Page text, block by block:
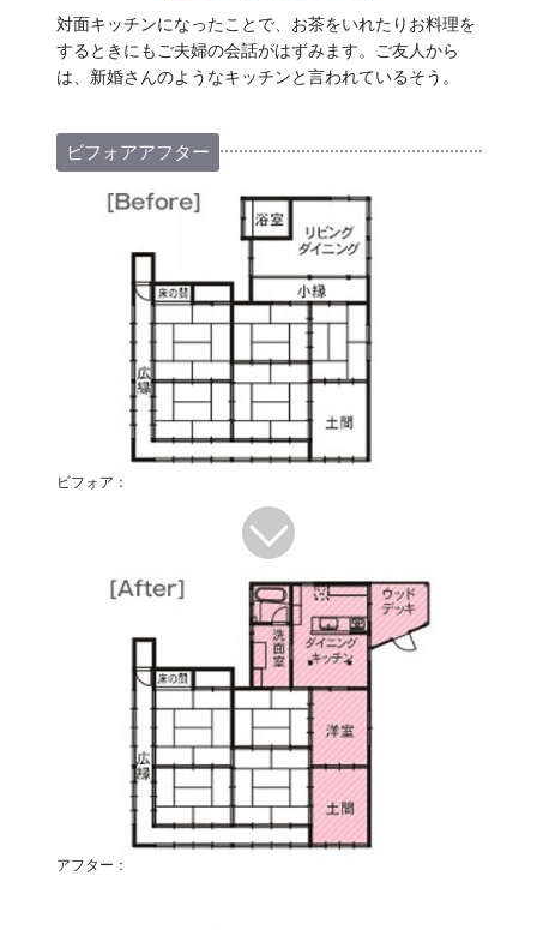
対面キッチンになったことで、お茶をいれたりお料理を
するときにもご夫婦の会話がはずみます。ご友人から
は、新婚さんのようなキッチンと言われているそう。
ビフォアアフター
ビフォア：
アフター：